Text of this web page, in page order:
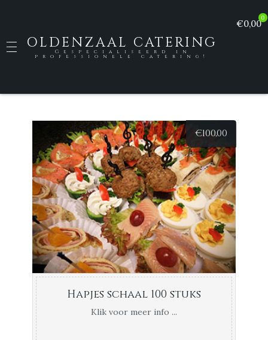
OLDENZAAL CATERING
Gespecialiseerd in
professionele catering!
0
€0,00
€100,00
Hapjes schaal 100 stuks
Klik voor meer info ...